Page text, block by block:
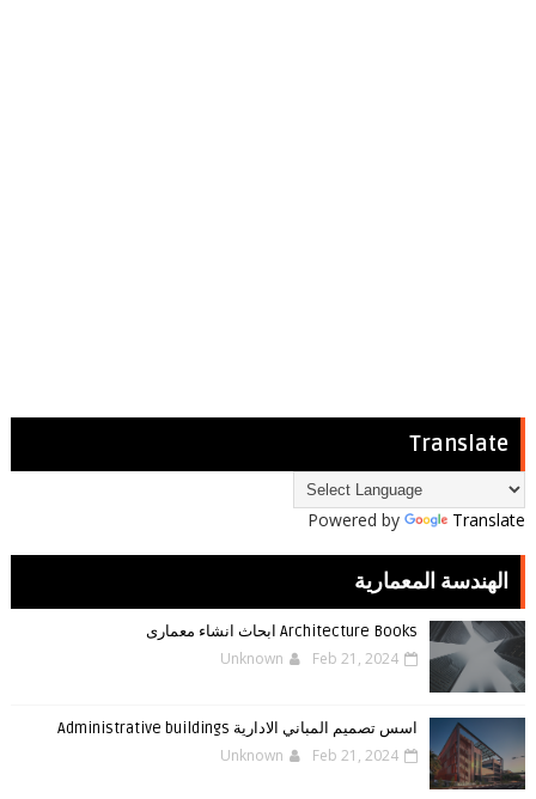
Translate
Powered by Translate
الهندسة المعمارية
Architecture Books ابحاث انشاء معمارى
Unknown Feb 21, 2024
اسس تصميم المباني الادارية Administrative buildings
Unknown Feb 21, 2024